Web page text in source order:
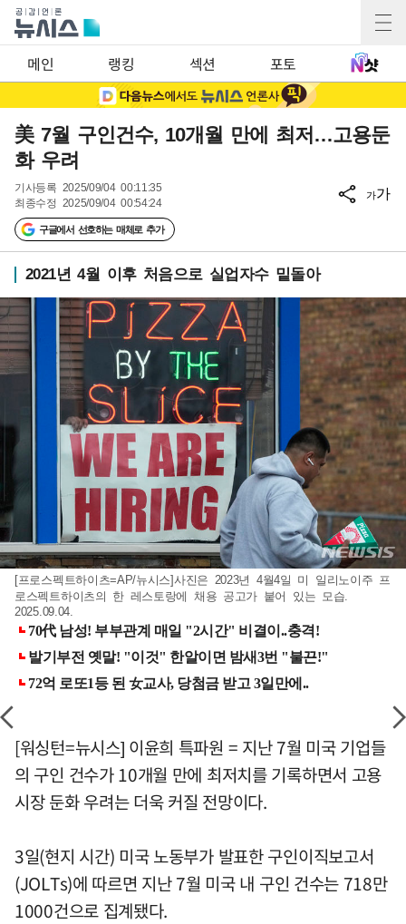
메인 랭킹 섹션 포토
美 7월 구인건수, 10개월 만에 최저…고용둔
화 우려
기사등록 2025/09/04 00:11:35
최종수정 2025/09/04 00:54:24
구글에서 선호하는 매체로 추가
가가
2021년 4월 이후 처음으로 실업자수 밑돌아
[프로스펙트하이츠=AP/뉴시스]사진은 2023년 4월4일 미 일리노이주 프
로스펙트하이츠의 한 레스토랑에 채용 공고가 붙어 있는 모습.
2025.09.04.
[워싱턴=뉴시스] 이윤희 특파원 = 지난 7월 미국 기업들
의 구인 건수가 10개월 만에 최저치를 기록하면서 고용
시장 둔화 우려는 더욱 커질 전망이다.
3일(현지 시간) 미국 노동부가 발표한 구인이직보고서
(JOLTs)에 따르면 지난 7월 미국 내 구인 건수는 718만
1000건으로 집계됐다.